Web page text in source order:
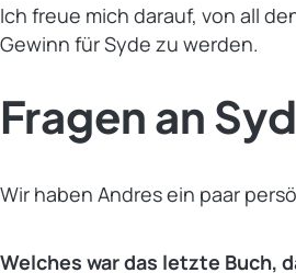
Ich freue mich darauf, von all
Gewinn für Syde zu werden.
Fragen an
Wir haben Andres ein paar
Welches war das letzte Buch,